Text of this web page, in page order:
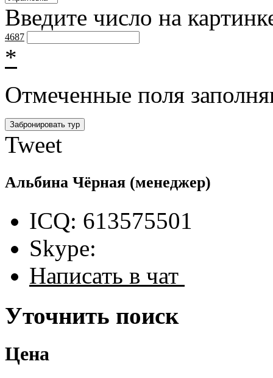
Введите число на
4687
*
Отмеченные поля
Tweet
Альбина Чёрная (менеджер)
ICQ: 613575501
Skype:
Написать в чат
Уточнить поиск
Цена